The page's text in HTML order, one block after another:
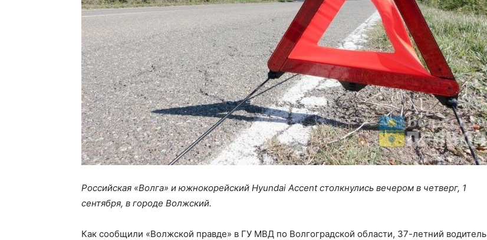
Российская «Волга» и южнокорейский Hyundai Accent столкнулись вечером в четверг, 1
сентября, в городе Волжский.
Как сообщили «Волжской правде» в ГУ МВД по Волгоградской области, 37-летний водитель